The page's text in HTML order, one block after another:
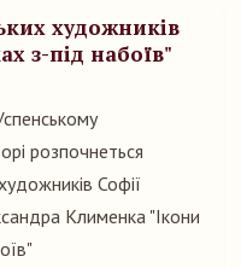
художників
з-під набоїв"
розпочнеться
Софії
Клименка "Ікони